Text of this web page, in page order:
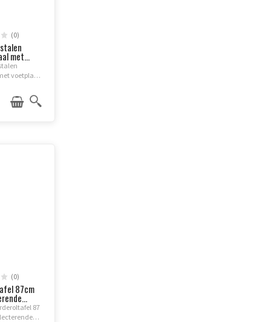
(0)
met...
voetplaat
Met
(rood/wit)
(0)
87cm
87